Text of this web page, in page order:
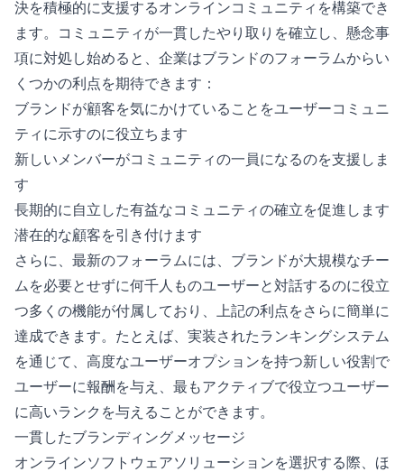
決を積極的に支援するオンラインコミュニティを構築でき
ます。コミュニティが一貫したやり取りを確立し、懸念事
項に対処し始めると、企業はブランドのフォーラムからい
くつかの利点を期待できます：
ブランドが顧客を気にかけていることをユーザーコミュニ
ティに示すのに役立ちます
新しいメンバーがコミュニティの一員になるのを支援しま
す
長期的に自立した有益なコミュニティの確立を促進します
潜在的な顧客を引き付けます
さらに、最新のフォーラムには、ブランドが大規模なチー
ムを必要とせずに何千人ものユーザーと対話するのに役立
つ多くの機能が付属しており、上記の利点をさらに簡単に
達成できます。たとえば、実装されたランキングシステム
を通じて、高度なユーザーオプションを持つ新しい役割で
ユーザーに報酬を与え、最もアクティブで役立つユーザー
に高いランクを与えることができます。
一貫したブランディングメッセージ
オンラインソフトウェアソリューションを選択する際、ほ